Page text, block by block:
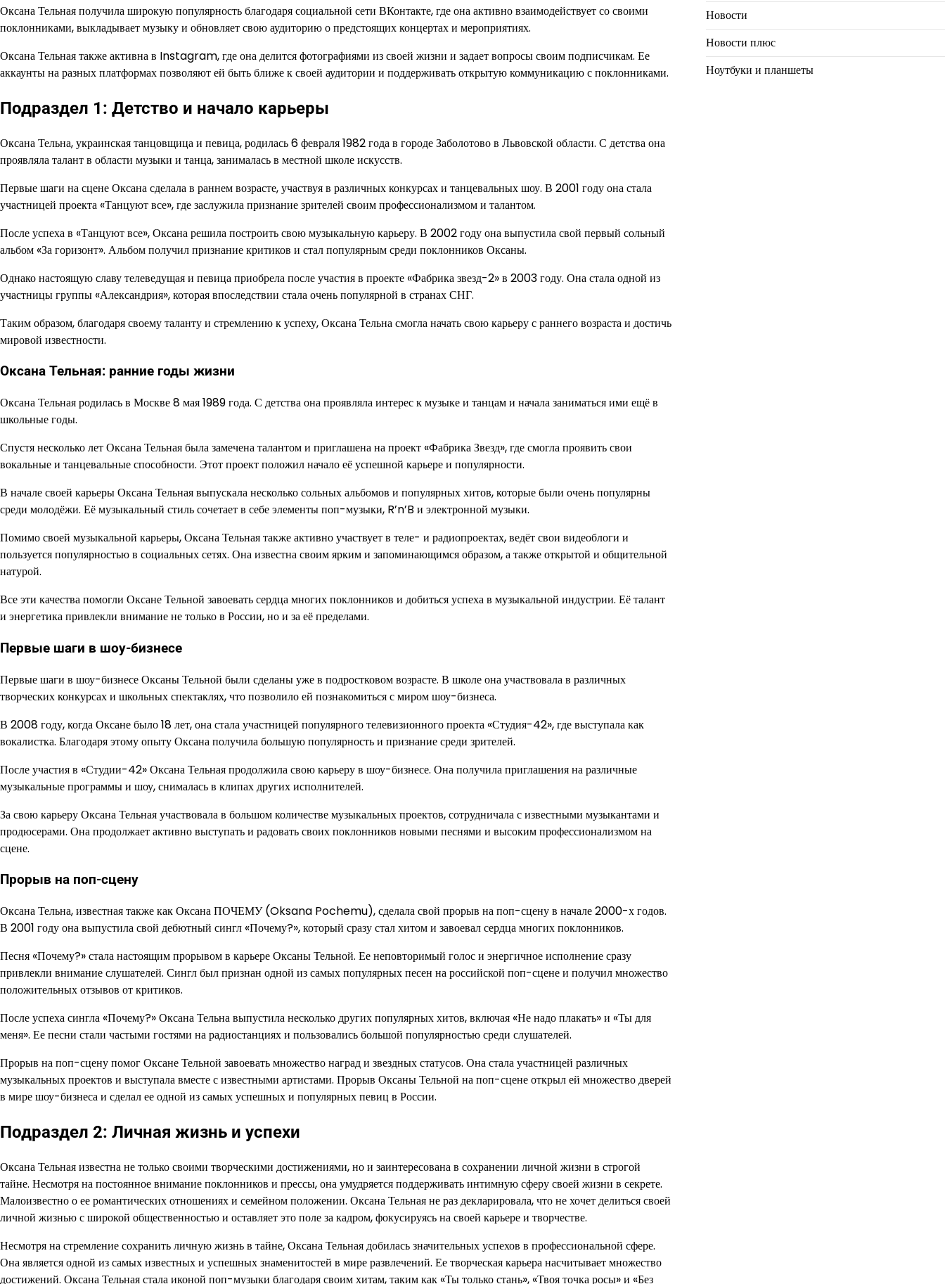
Оксана Тельная получила широкую популярность благодаря социальной сети ВКонтакте, где она активно взаимодействует со своими
поклонниками, выкладывает музыку и обновляет свою аудиторию о предстоящих концертах и мероприятиях.
Оксана Тельная также активна в Instagram, где она делится фотографиями из своей жизни и задает вопросы своим подписчикам. Ее
аккаунты на разных платформах позволяют ей быть ближе к своей аудитории и поддерживать открытую коммуникацию с поклонниками.
Подраздел 1: Детство и начало карьеры
Оксана Тельна, украинская танцовщица и певица, родилась 6 февраля 1982 года в городе Заболотово в Львовской области. С детства она
проявляла талант в области музыки и танца, занималась в местной школе искусств.
Первые шаги на сцене Оксана сделала в раннем возрасте, участвуя в различных конкурсах и танцевальных шоу. В 2001 году она стала
участницей проекта «Танцуют все», где заслужила признание зрителей своим профессионализмом и талантом.
После успеха в «Танцуют все», Оксана решила построить свою музыкальную карьеру. В 2002 году она выпустила свой первый сольный
альбом «За горизонт». Альбом получил признание критиков и стал популярным среди поклонников Оксаны.
Однако настоящую славу телеведущая и певица приобрела после участия в проекте «Фабрика звезд-2» в 2003 году. Она стала одной из
участницы группы «Александрия», которая впоследствии стала очень популярной в странах СНГ.
Таким образом, благодаря своему таланту и стремлению к успеху, Оксана Тельна смогла начать свою карьеру с раннего возраста и достичь
мировой известности.
Оксана Тельная: ранние годы жизни
Оксана Тельная родилась в Москве 8 мая 1989 года. С детства она проявляла интерес к музыке и танцам и начала заниматься ими ещё в
школьные годы.
Спустя несколько лет Оксана Тельная была замечена талантом и приглашена на проект «Фабрика Звезд», где смогла проявить свои
вокальные и танцевальные способности. Этот проект положил начало её успешной карьере и популярности.
В начале своей карьеры Оксана Тельная выпускала несколько сольных альбомов и популярных хитов, которые были очень популярны
среди молодёжи. Её музыкальный стиль сочетает в себе элементы поп-музыки, R’n’B и электронной музыки.
Помимо своей музыкальной карьеры, Оксана Тельная также активно участвует в теле- и радиопроектах, ведёт свои видеоблоги и
пользуется популярностью в социальных сетях. Она известна своим ярким и запоминающимся образом, а также открытой и общительной
натурой.
Все эти качества помогли Оксане Тельной завоевать сердца многих поклонников и добиться успеха в музыкальной индустрии. Её талант
и энергетика привлекли внимание не только в России, но и за её пределами.
Первые шаги в шоу-бизнесе
Первые шаги в шоу-бизнесе Оксаны Тельной были сделаны уже в подростковом возрасте. В школе она участвовала в различных
творческих конкурсах и школьных спектаклях, что позволило ей познакомиться с миром шоу-бизнеса.
В 2008 году, когда Оксане было 18 лет, она стала участницей популярного телевизионного проекта «Студия-42», где выступала как
вокалистка. Благодаря этому опыту Оксана получила большую популярность и признание среди зрителей.
После участия в «Студии-42» Оксана Тельная продолжила свою карьеру в шоу-бизнесе. Она получила приглашения на различные
музыкальные программы и шоу, снималась в клипах других исполнителей.
За свою карьеру Оксана Тельная участвовала в большом количестве музыкальных проектов, сотрудничала с известными музыкантами и
продюсерами. Она продолжает активно выступать и радовать своих поклонников новыми песнями и высоким профессионализмом на
сцене.
Прорыв на поп-сцену
Оксана Тельна, известная также как Оксана ПОЧЕМУ (Oksana Pochemu), сделала свой прорыв на поп-сцену в начале 2000-х годов.
В 2001 году она выпустила свой дебютный сингл «Почему?», который сразу стал хитом и завоевал сердца многих поклонников.
Песня «Почему?» стала настоящим прорывом в карьере Оксаны Тельной. Ее неповторимый голос и энергичное исполнение сразу
привлекли внимание слушателей. Сингл был признан одной из самых популярных песен на российской поп-сцене и получил множество
положительных отзывов от критиков.
После успеха сингла «Почему?» Оксана Тельна выпустила несколько других популярных хитов, включая «Не надо плакать» и «Ты для
меня». Ее песни стали частыми гостями на радиостанциях и пользовались большой популярностью среди слушателей.
Прорыв на поп-сцену помог Оксане Тельной завоевать множество наград и звездных статусов. Она стала участницей различных
музыкальных проектов и выступала вместе с известными артистами. Прорыв Оксаны Тельной на поп-сцене открыл ей множество дверей
в мире шоу-бизнеса и сделал ее одной из самых успешных и популярных певиц в России.
Подраздел 2: Личная жизнь и успехи
Оксана Тельная известна не только своими творческими достижениями, но и заинтересована в сохранении личной жизни в строгой
тайне. Несмотря на постоянное внимание поклонников и прессы, она умудряется поддерживать интимную сферу своей жизни в секрете.
Малоизвестно о ее романтических отношениях и семейном положении. Оксана Тельная не раз декларировала, что не хочет делиться своей
личной жизнью с широкой общественностью и оставляет это поле за кадром, фокусируясь на своей карьере и творчестве.
Несмотря на стремление сохранить личную жизнь в тайне, Оксана Тельная добилась значительных успехов в профессиональной сфере.
Она является одной из самых известных и успешных знаменитостей в мире развлечений. Ее творческая карьера насчитывает множество
достижений. Оксана Тельная стала иконой поп-музыки благодаря своим хитам, таким как «Ты только стань», «Твоя точка росы» и «Без
Новости
Новости плюс
Ноутбуки и планшеты